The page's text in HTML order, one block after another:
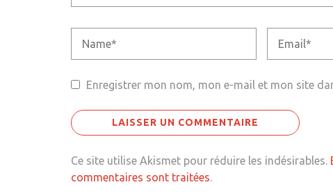
Enregistrer mon nom, mon e-mail et mon site
Ce site utilise Akismet pour réduire les indésirables.
commentaires sont traitées.